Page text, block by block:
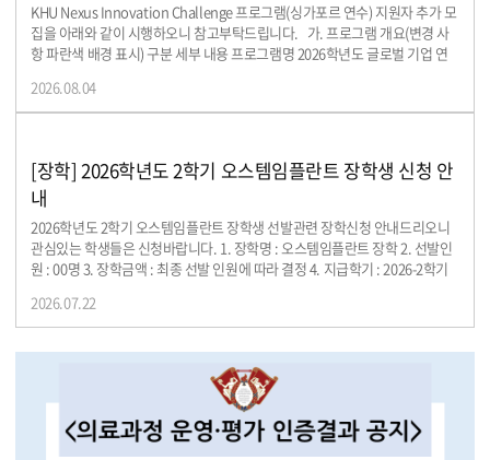
KHU Nexus Innovation Challenge 프로그램(싱가포르 연수) 지원자 추가 모
집을 아래와 같이 시행하오니 참고부탁드립니다. 가. 프로그램 개요(변경 사
항 파란색 배경 표시) 구분 세부 내용 프로그램명 2026학년도 글로벌 기업 연
Challenge」 신청방법 • 신청기간: ~ 08.06.(목) 낮 12시 • 신청방법:
https://forms.gle/TcCPX86juEJnVNUb8 에서 양식 작성 후 제출 • 팀원 4인
해야 함 교육일시 • 2026.08.28.(금) ~ 08.29.(토), 양일간 10:00 ~ 17:00 ※ 별
도 온라인 사전 교육 10시간 예정 교육장소 • 아마존웹서비스(AWS)코리아 (서
울 강남구 테헤란로 231 센터필드 EAST) 모집인원 • 학부 재학생 총 64명 (4인
1팀, 16개 팀) ※ 개인 지원은 불가하며, 반드시 4인으로 팀을 구성하여 지원
지원자격 • 2026학년도 2학기 경희대학교 재학생(2학기 휴학 예정자 지원 불
가) • 직전학기 학점 평점평균 2.0 이상 및 12학점 이상 이수자 • 해당 교육 전체
일정 및 2027년 1월(예정) 해외연수 일정에 참여 가능한 자 제출서류 • 전 학년
성적증명서(GPA) 및 각 팀 최소 1인 이상 공인 영어 성적표 (신청 시 캡처하여
업로드) ※ 인정 공인 영어시험: TOEIC, TOEIC Speaking, OPIc, TEPS ※ 영
수 산정: 개인별 누적 평점평균(GPA)과 팀별 최고득점자의 공인 영어 성적을
기준에 따라 환산하여 합산 후, 팀 평균으로 팀 최종 점수 산정 • 우대 사항: 이
공계열 및 첨단학과 전공자 우대(개인 별 가점 부여) • 선발 기준: 팀 최종점수
(가점 포함) 고득점 순으로 총 16개 팀 선발 비고 • 지원자격 완화에 따라 기간
연장 전 제출 완료팀의 경우 팀원 중 최고 득점자 영어 점수로 팀 최종 점수 산
2026.08.04
[장학] 2026학년도 2학기 오스템임플란트 장학생 신청 안
내
2026학년도 2학기 오스템임플란트 장학생 선발관련 장학신청 안내드리오니
관심있는 학생들은 신청바랍니다. 1. 장학명 : 오스템임플란트 장학 2. 선발인
원 : 00명 3. 장학금액 : 최종 선발 인원에 따라 결정 4. 지급학기 : 2026-2학기
(목) 23:59 까지 7. 신청방법 : 행정실 메일(khsc0800@khu.ac.kr)로 장학신청
서 제출 8. 제출서류 : 장학신청서 9. 기타 - 선발된 학생은 오스템임플란트 장
학수여식에 반드시 참석해야함(날짜 미정) - 결과는 선발된 학생에게 개별 통
보함 - 학업계획서는 공백제외 최소 500자 이상 작성 (다른 장학에 제출한 계
획서 내용과 중복 금지) 첨부 : 1. 오스템임플란트 장학신청서 1부. * 제출형식
'오스템임플란트 장학신청서(2026-2)_학번_이름'
2026.07.22